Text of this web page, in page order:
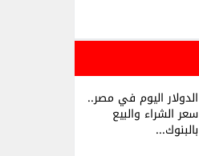
الدولار اليوم في مصر..
سعر الشراء والبيع
بالبنوك...